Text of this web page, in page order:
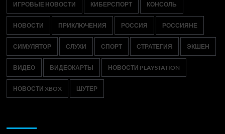
ИГРОВЫЕ НОВОСТИ КИБЕРСПОРТ КОНСОЛЬ
НОВОСТИ ПРИКЛЮЧЕНИЯ РОССИЯ РОССИЯНЕ
СИМУЛЯТОР СЛУХИ СПОРТ СТРАТЕГИЯ ЭКШЕН
ВИДЕО ВИДЕОКАРТЫ НОВОСТИ PLAYSTATION
НОВОСТИ XBOX ШУТЕР